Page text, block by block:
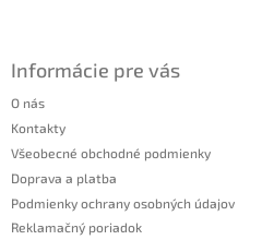
Informácie pre vás
O nás
Kontakty
Všeobecné obchodné podmienky
Doprava a platba
Podmienky ochrany osobných údajov
Reklamačný poriadok